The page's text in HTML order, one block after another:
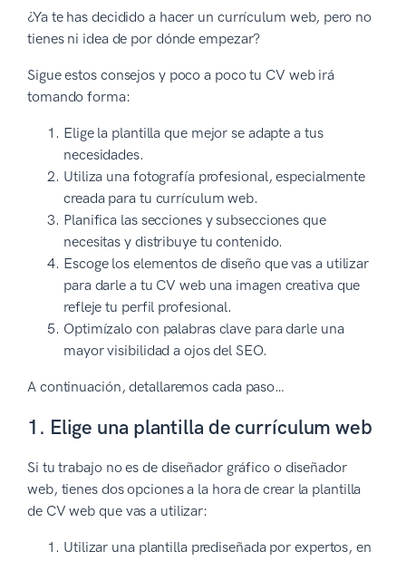
¿Ya te has decidido a hacer un currículum web, pero no
tienes ni idea de por dónde empezar?
Sigue estos consejos y poco a poco tu CV web irá
tomando forma:
Elige la plantilla que mejor se adapte a tus
necesidades.
Utiliza una fotografía profesional, especialmente
creada para tu currículum web.
Planifica las secciones y subsecciones que
necesitas y distribuye tu contenido.
Escoge los elementos de diseño que vas a utilizar
para darle a tu CV web una imagen creativa que
refleje tu perfil profesional.
Optimízalo con palabras clave para darle una
mayor visibilidad a ojos del SEO.
A continuación, detallaremos cada paso…
1. Elige una plantilla de currículum web
Si tu trabajo no es de diseñador gráfico o diseñador
web, tienes dos opciones a la hora de crear la plantilla
de CV web que vas a utilizar:
Utilizar una plantilla prediseñada por expertos, en